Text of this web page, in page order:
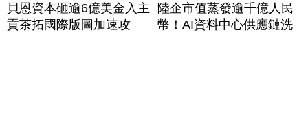
貝恩資本砸逾6億美金入主
貢茶拓國際版圖加速攻
陸企市值蒸發逾千億人民
幣！AI資料中心供應鏈洗